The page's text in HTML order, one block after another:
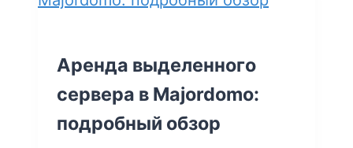
Аренда выделенного
сервера в Majordomo:
подробный обзор